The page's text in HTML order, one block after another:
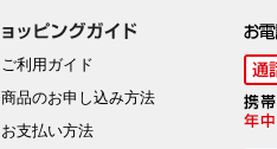
ご利用ガイド
商品のお申し込み方法
お支払い方法